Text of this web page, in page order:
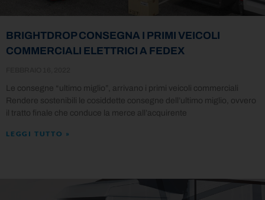
BRIGHTDROP CONSEGNA I PRIMI VEICOLI
COMMERCIALI ELETTRICI A FEDEX
Le consegne “ultimo miglio”, arrivano i primi veicoli commerciali
Rendere sostenibili le cosiddette consegne dell’ultimo miglio, ovvero
il tratto finale che conduce la merce all’acquirente
LEGGI TUTTO »